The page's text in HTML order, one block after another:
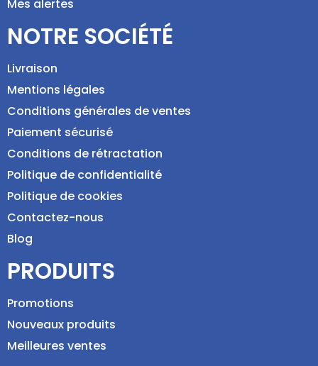
Mes alertes
NOTRE SOCIÉTÉ
Livraison
Mentions légales
Conditions générales de ventes
Paiement sécurisé
Conditions de rétractation
Politique de confidentialité
Politique de cookies
Contactez-nous
Blog
PRODUITS
Promotions
Nouveaux produits
Meilleures ventes